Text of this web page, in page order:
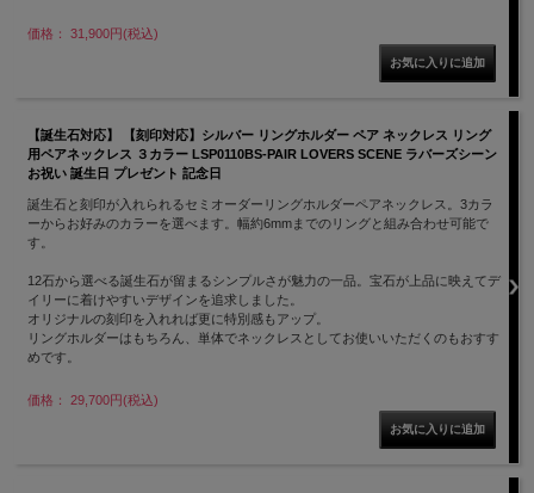
価格： 31,900円(税込)
【誕生石対応】 【刻印対応】シルバー リングホルダー ペア ネックレス リング
用ペアネックレス ３カラー LSP0110BS-PAIR LOVERS SCENE ラバーズシーン
お祝い 誕生日 プレゼント 記念日
誕生石と刻印が入れられるセミオーダーリングホルダーペアネックレス。3カラ
ーからお好みのカラーを選べます。幅約6mmまでのリングと組み合わせ可能で
す。
12石から選べる誕生石が留まるシンプルさが魅力の一品。宝石が上品に映えてデ
イリーに着けやすいデザインを追求しました。
オリジナルの刻印を入れれば更に特別感もアップ。
リングホルダーはもちろん、単体でネックレスとしてお使いいただくのもおすす
めです。
価格： 29,700円(税込)